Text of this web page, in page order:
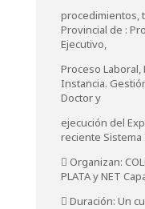
procedimientos,
Provincial de :
Ejecutivo,
Proceso Laboral,
Instancia.
Doctor y
ejecución del
reciente Sistema
 Organizan:
PLATA y NET
 Duración: Un